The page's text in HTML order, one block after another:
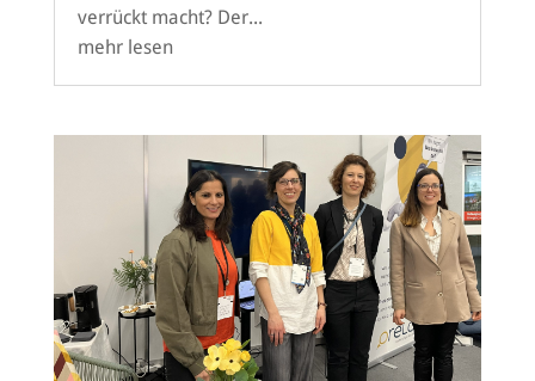
verrückt macht? Der...
mehr lesen